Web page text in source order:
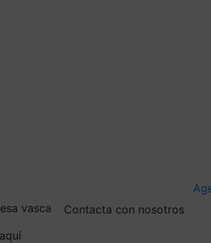
vasca
Contacta con nosotros